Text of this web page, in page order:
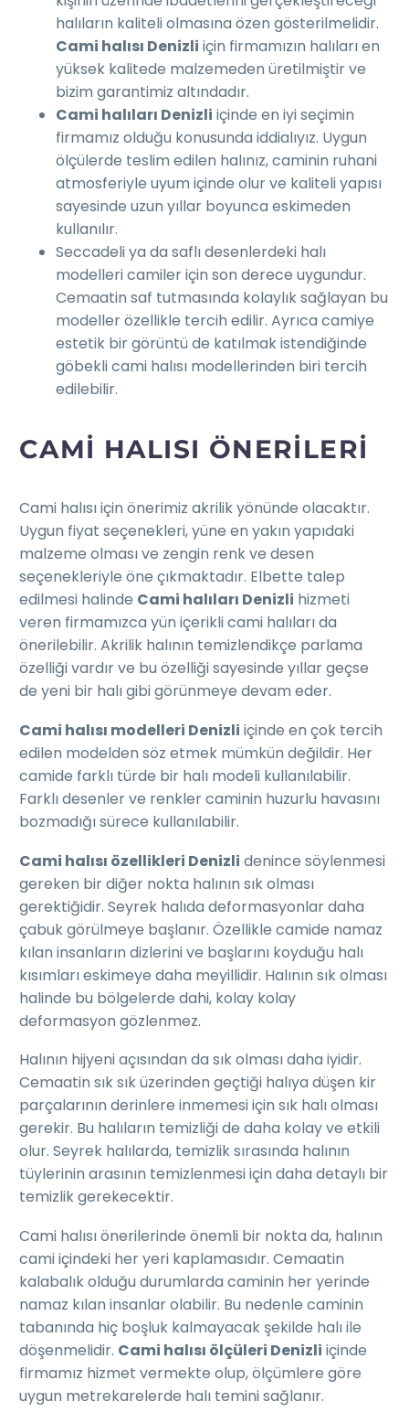
halıların kaliteli olmasına özen gösterilmelidir.
Cami halısı Denizli için firmamızın halıları en
yüksek kalitede malzemeden üretilmiştir ve
bizim garantimiz altındadır.
Cami halıları Denizli içinde en iyi seçimin
firmamız olduğu konusunda iddialıyız. Uygun
ölçülerde teslim edilen halınız, caminin ruhani
atmosferiyle uyum içinde olur ve kaliteli yapısı
sayesinde uzun yıllar boyunca eskimeden
kullanılır.
Seccadeli ya da saflı desenlerdeki halı
modelleri camiler için son derece uygundur.
Cemaatin saf tutmasında kolaylık sağlayan bu
modeller özellikle tercih edilir. Ayrıca camiye
estetik bir görüntü de katılmak istendiğinde
göbekli cami halısı modellerinden biri tercih
edilebilir.
CAMI HALISI ÖNERILERI
Cami halısı için önerimiz akrilik yönünde olacaktır.
Uygun fiyat seçenekleri, yüne en yakın yapıdaki
malzeme olması ve zengin renk ve desen
seçenekleriyle öne çıkmaktadır. Elbette talep
edilmesi halinde Cami halıları Denizli hizmeti
veren firmamızca yün içerikli cami halıları da
önerilebilir. Akrilik halının temizlendikçe parlama
özelliği vardır ve bu özelliği sayesinde yıllar geçse
de yeni bir halı gibi görünmeye devam eder.
Cami halısı modelleri Denizli içinde en çok tercih
edilen modelden söz etmek mümkün değildir. Her
camide farklı türde bir halı modeli kullanılabilir.
Farklı desenler ve renkler caminin huzurlu havasını
bozmadığı sürece kullanılabilir.
Cami halısı özellikleri Denizli denince söylenmesi
gereken bir diğer nokta halının sık olması
gerektiğidir. Seyrek halıda deformasyonlar daha
çabuk görülmeye başlanır. Özellikle camide namaz
kılan insanların dizlerini ve başlarını koyduğu halı
kısımları eskimeye daha meyillidir. Halının sık olması
halinde bu bölgelerde dahi, kolay kolay
deformasyon gözlenmez.
Halının hijyeni açısından da sık olması daha iyidir.
Cemaatin sık sık üzerinden geçtiği halıya düşen kir
parçalarının derinlere inmemesi için sık halı olması
gerekir. Bu halıların temizliği de daha kolay ve etkili
olur. Seyrek halılarda, temizlik sırasında halının
tüylerinin arasının temizlenmesi için daha detaylı bir
temizlik gerekecektir.
Cami halısı önerilerinde önemli bir nokta da, halının
cami içindeki her yeri kaplamasıdır. Cemaatin
kalabalık olduğu durumlarda caminin her yerinde
namaz kılan insanlar olabilir. Bu nedenle caminin
tabanında hiç boşluk kalmayacak şekilde halı ile
döşenmelidir. Cami halısı ölçüleri Denizli içinde
firmamız hizmet vermekte olup, ölçümlere göre
uygun metrekarelerde halı temini sağlanır.